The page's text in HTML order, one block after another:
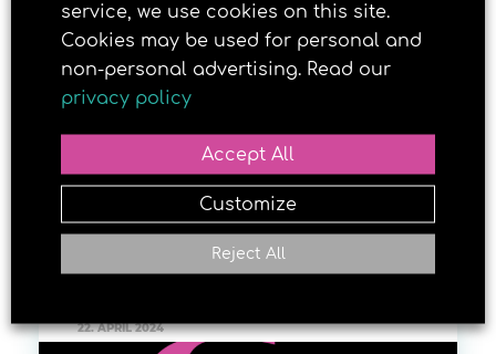
Vant modellkonkurranse – sa
nei til «Paradise Hotel»
22. APRIL 2024
service, we use cookies on this site.
Cookies may be used for personal and
non-personal advertising. Read our
privacy policy
Accept All
Reject All
Customize